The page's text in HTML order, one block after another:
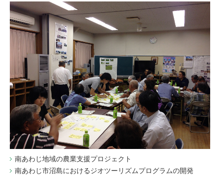
南あわじ地域の農業支援プロジェクト
南あわじ市沼島におけるジオツーリズムプログラムの開発